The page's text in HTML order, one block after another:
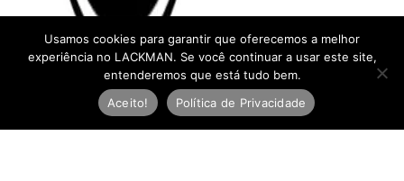
Usamos cookies para garantir que oferecemos a melhor
experiência no LACKMAN. Se você continuar a usar este site,
entenderemos que está tudo bem.
Aceito!
Política de Privacidade